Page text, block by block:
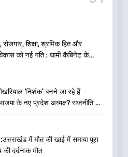
शिक्षा, श्रमिक हित और
को नई गति : धामी कैबिनेट के
‘निशंक’ बनने जा रहे हैं
के नए प्रदेश अध्यक्ष? राजनीति के
में मौत की खाई में समाया पूरा
की दर्दनाक मौत
को भी मिली जिम्मेदारी
उत्तराखण्ड
वीडियो:कांग्रेस का 2027 के
जीतने पर फोकस पूरा, लेकिन